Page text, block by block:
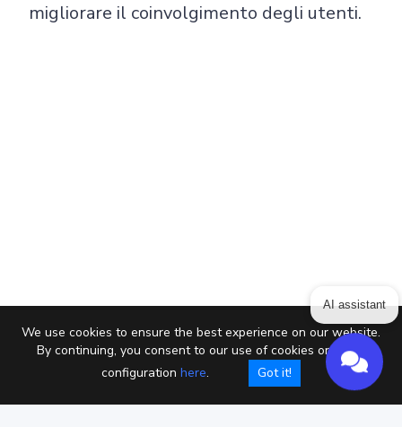
We use cookies to ensure the best experience on our website.
By continuing, you consent to our use of cookies or setup
configuration here. Got it!
migliorare il coinvolgimento degli utenti.
AI assistant